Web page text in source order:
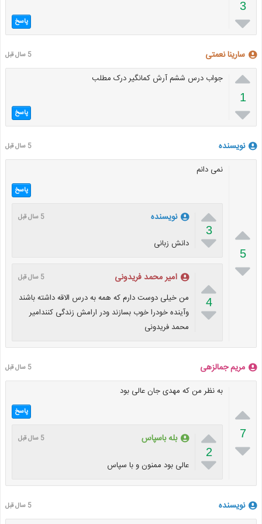
3
 پاسخ
سارینا نعمتی 5 سال قبل

1

جواب درس ششم آرش کمانگیر درک مطلب
پاسخ
نویسنده 5 سال قبل

5

نمی دانم
پاسخ

3

نویسنده 5 سال قبل
دانش زبانی

4

امیر محمد فریدونی 5 سال قبل
من خیلی دوست دارم که همه به درس الاقه داشته باشند
وآینده خودرا خوب بسازند ودر ارامش زندگی کنندامیر
محمد فریدونی
مریم جمالزهی 5 سال قبل

7

به نظر من که مهدی جان عالی بود
پاسخ

2

بله باسپاس 5 سال قبل
عالی بود ممنون و با سپاس
نویسنده 5 سال قبل